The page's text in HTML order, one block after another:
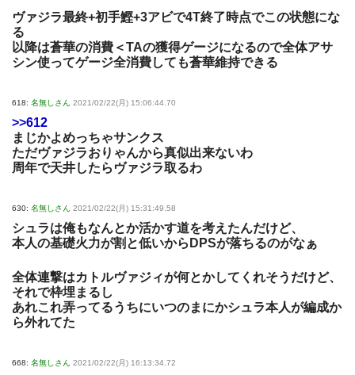
ヴァジラ最終+初手鰹+3アビで4T終了時点でこの状態にな
る
以降は蒼華の消費＜TAの獲得ゲージになるので全体アサ
シン使ってゲージ全消費しても蒼華維持できる
618: 名無しさん 2021/02/22(月) 15:06:44.70
>>612
まじかよめっちゃサンクス
ただヴァジラおりゃんから真似出来ないわ
周年で天井したらヴァジラ取るわ
630: 名無しさん 2021/02/22(月) 15:31:49.58
シュラは俺もなんとか活かす道を考えたんだけど、
本人の基礎火力が割と低いからDPSが落ちるのがなぁ
全体連撃はカトルヴァジィが何とかしてくれそうだけど、
それで枠埋まるし
あれこれ弄ってるうちにいつのまにかシュラ本人が編成か
ら外れてた
668: 名無しさん 2021/02/22(月) 16:13:34.72